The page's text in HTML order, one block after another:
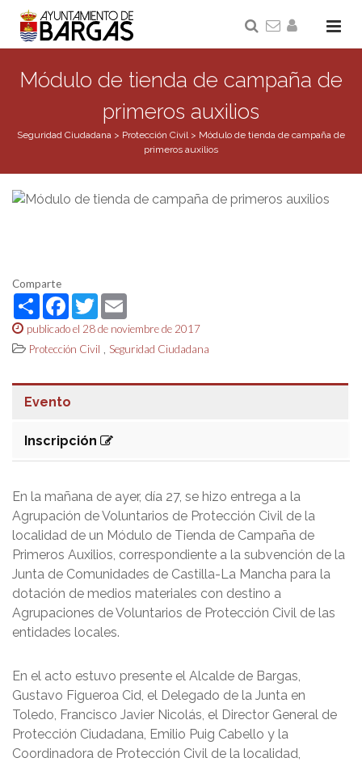
Módulo de tienda de campaña de
primeros auxilios
Seguridad Ciudadana > Protección Civil> Módulo de tienda de campaña de
primeros auxilios
Comparte
ShareFacebook
Twitter
publicado el 28 de noviembre de 2017
Protección Civil , Seguridad Ciudadana
Evento
Inscripción
En la mañana de ayer, día 27, se hizo entrega a la
Agrupación de Voluntarios de Protección Civil de la
localidad de un Módulo de Tienda de Campaña de
Primeros Auxilios, correspondiente a la subvención de la
Junta de Comunidades de Castilla-La Mancha para la
dotación de medios materiales con destino a
Agrupaciones de Voluntarios de Protección Civil de las
entidades locales.
En el acto estuvo presente el Alcalde de Bargas,
Gustavo Figueroa Cid, el Delegado de la Junta en
Toledo, Francisco Javier Nicolás, el Director General de
Protección Ciudadana, Emilio Puig Cabello y la
Coordinadora de Protección Civil de la localidad,